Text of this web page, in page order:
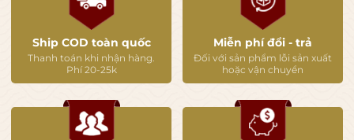
🍖 Món ăn kết hợp
Bò bít tết
BBQ
Thịt nướng
Ship COD toàn quốc
Thanh toán khi nhận hàng.
Phí 20-25k
Miễn phí đổi - trả
Đối với sản phẩm lỗi sản xuất
hoặc vận chuyển